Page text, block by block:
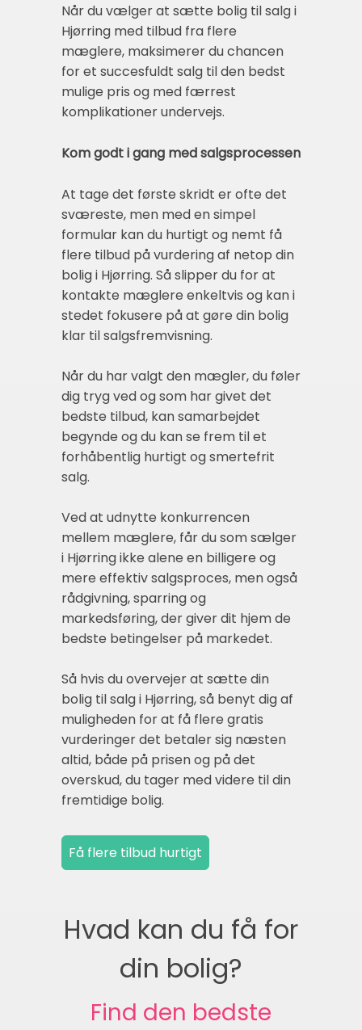
Når du vælger at sætte bolig til salg i
Hjørring med tilbud fra flere
mæglere, maksimerer du chancen
for et succesfuldt salg til den bedst
mulige pris og med færrest
komplikationer undervejs.
Kom godt i gang med salgsprocessen
At tage det første skridt er ofte det
sværeste, men med en simpel
formular kan du hurtigt og nemt få
flere tilbud på vurdering af netop din
bolig i Hjørring. Så slipper du for at
kontakte mæglere enkeltvis og kan i
stedet fokusere på at gøre din bolig
klar til salgsfremvisning.
Når du har valgt den mægler, du føler
dig tryg ved og som har givet det
bedste tilbud, kan samarbejdet
begynde og du kan se frem til et
forhåbentlig hurtigt og smertefrit
salg.
Ved at udnytte konkurrencen
mellem mæglere, får du som sælger
i Hjørring ikke alene en billigere og
mere effektiv salgsproces, men også
rådgivning, sparring og
markedsføring, der giver dit hjem de
bedste betingelser på markedet.
Så hvis du overvejer at sætte din
bolig til salg i Hjørring, så benyt dig af
muligheden for at få flere gratis
vurderinger det betaler sig næsten
altid, både på prisen og på det
overskud, du tager med videre til din
fremtidige bolig.
Hvad kan du få for
din bolig?
Find den bedste